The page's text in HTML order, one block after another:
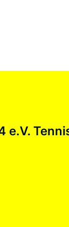
e.V.